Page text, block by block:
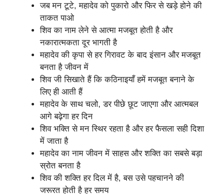
जब मन टूटे, महादेव को पुकारो और फिर से खड़े होने की
ताकत पाओ
शिव का नाम लेने से आत्मा मजबूत होती है और
नकारात्मकता दूर भागती है
महादेव की कृपा से हर गिरावट के बाद इंसान और मजबूत
बनता है जीवन में
शिव जी सिखाते हैं कि कठिनाइयाँ हमें मजबूत बनाने के
लिए ही आती हैं
महादेव के साथ चलो, डर पीछे छूट जाएगा और आत्मबल
आगे बढ़ेगा हर दिन
शिव भक्ति से मन स्थिर रहता है और हर फैसला सही दिशा
में जाता है
महादेव का नाम जीवन में साहस और शक्ति का सबसे बड़ा
स्रोत बनता है
शिव की शक्ति हर दिल में है, बस उसे पहचानने की
जरूरत होती है हर समय